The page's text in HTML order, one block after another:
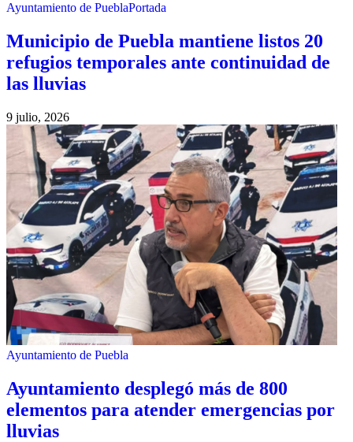
Ayuntamiento de PueblaPortada
Municipio de Puebla mantiene listos 20
refugios temporales ante continuidad de
las lluvias
9 julio, 2026
Ayuntamiento de Puebla
Ayuntamiento desplegó más de 800
elementos para atender emergencias por
lluvias